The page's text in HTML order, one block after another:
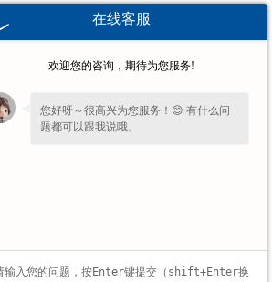
，确保无泄漏问题。
的安装需兼顾细节把控与整体适
密封工艺，每个环节的规范操作都
行的基础。通过严谨的过程控制，
的协同性能，满足不同工况下的使
上一条：湖北椭圆封头应用全攻略：五大要点确保设备稳健运行
在线客服
欢迎您的咨询，期待为您服务!
您好呀～很高兴为您服务！😊 有什么问
题都可以跟我说哦。